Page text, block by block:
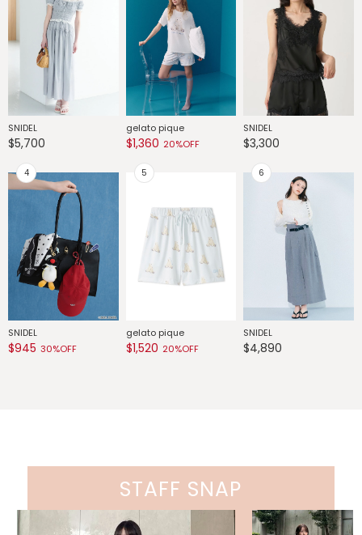
SNIDEL
$5,700
gelato pique
$1,360 20%OFF
SNIDEL
$3,300
SNIDEL
$945 30%OFF
gelato pique
$1,520 20%OFF
SNIDEL
$4,890
STAFF SNAP